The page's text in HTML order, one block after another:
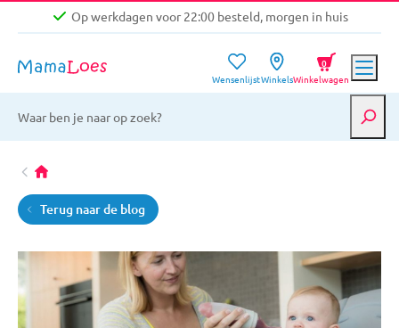
Op werkdagen voor 22:00 besteld, morgen in huis
Gratis verzending vanaf €39,-
Op werkdagen voor 22:00 besteld, morgen in huis
WensenlijstWinkelsWinkelwagen
0
Terug naar de blog